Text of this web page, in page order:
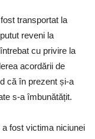
transportat la
reveni la
cu privire la
acordării de
că în prezent și-a
s-a îmbunătățit.
fost victima niciunei